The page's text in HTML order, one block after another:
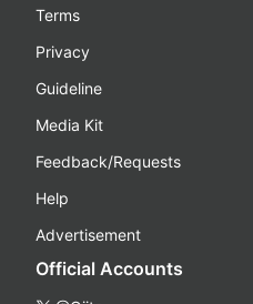
Terms
Privacy
Guideline
Media Kit
Feedback/Requests
Help
Advertisement
Official Accounts